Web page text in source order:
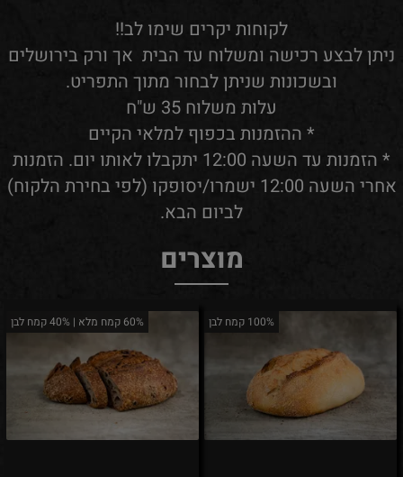
לקוחות יקרים שימו לב!!
ניתן לבצע רכישה ומשלוח עד הבית אך ורק בירושלים
ובשכונות שניתן לבחור מתוך התפריט.
עלות משלוח 35 ש"ח
* ההזמנות בכפוף למלאי הקיים
* הזמנות עד השעה 12:00 יתקבלו לאותו יום. הזמנות
אחרי השעה 12:00 ישמרו/יסופקו (לפי בחירת הלקוח)
לביום הבא.
מוצרים
100% קמח לבן 60% קמח מלא | 40% קמח לבן